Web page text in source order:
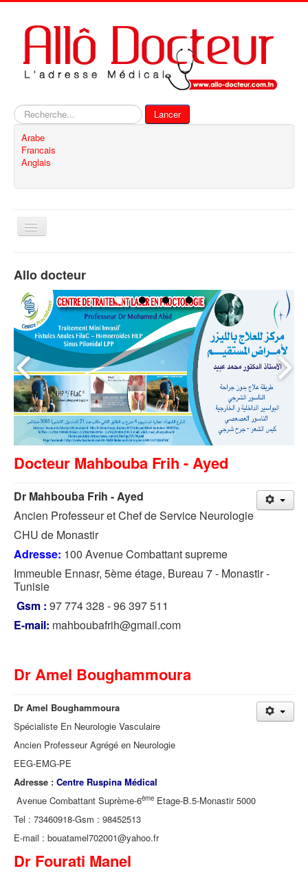
Rechercher
Lancer
Arabe
Francais
Anglais
Basculer
Contact
Allo docteur
Docteur Mahbouba Frih - Ayed
Dr Mahbouba Frih - Ayed
Ancien Professeur et Chef de Service Neurologie
CHU de Monastir
Adresse: 100 Avenue Combattant supreme
Immeuble Ennasr, 5ème étage, Bureau 7 - Monastir -
Tunisie
Gsm : 97 774 328 - 96 397 511
E-mail: mahboubafrih@gmail.com
Dr Amel Boughammoura
Dr Amel Boughammoura
Spécialiste En Neurologie Vasculaire
Ancien Professeur Agrégé en Neurologie
EEG-EMG-PE
Adresse : Centre Ruspina Médical
Avenue Combattant Suprème-6ème Etage-B.5-Monastir 5000
Tel : 73460918-Gsm : 98452513
E-mail : bouatamel702001@yahoo.fr
Dr Fourati Manel